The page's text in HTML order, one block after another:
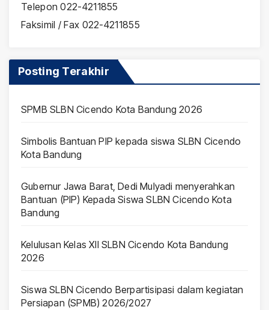
Telepon 022-4211855
Faksimil / Fax 022-4211855
Posting Terakhir
SPMB SLBN Cicendo Kota Bandung 2026
Simbolis Bantuan PIP kepada siswa SLBN Cicendo
Kota Bandung
Gubernur Jawa Barat, Dedi Mulyadi menyerahkan
Bantuan (PIP) Kepada Siswa SLBN Cicendo Kota
Bandung
Kelulusan Kelas XII SLBN Cicendo Kota Bandung
2026
Siswa SLBN Cicendo Berpartisipasi dalam kegiatan
Persiapan (SPMB) 2026/2027